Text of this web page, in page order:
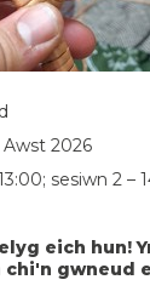
Awst 2026
sesiwn 2 –
eich hun!
chi'n